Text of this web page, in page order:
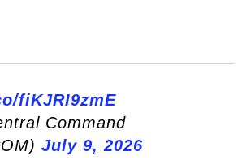
fiKJRI9zmE
Command
July 9, 2026